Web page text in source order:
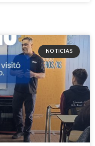
NOTICIAS